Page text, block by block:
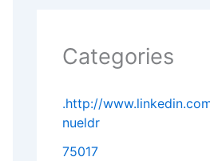
Categories
.http://
nueldr
75017